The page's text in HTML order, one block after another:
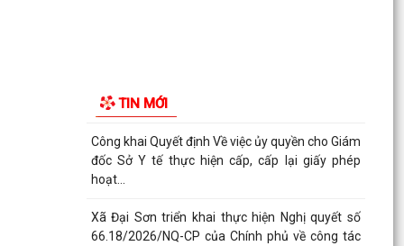
TIN MỚI
cấp năm học 2026–2027 (đợt 1)
UBND xã Đại Sơn quán triệt, triển khai Quy chế
nội bộ về phát ngôn và cung cấp thông tin cho
báo chí
XÃ ĐẠI SƠN TRIỂN KHAI CHIẾN DỊCH 90 NGÀY
LÀM SẠCH, LÀM GIÀU, CHUẨN HÓA DỮ LIỆU Y